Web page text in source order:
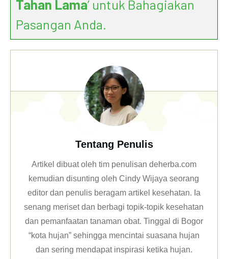
Tahan Lama’ untuk Bahagiakan
Pasangan Anda.
Tentang Penulis
Artikel dibuat oleh tim penulisan deherba.com
kemudian disunting oleh Cindy Wijaya seorang
editor dan penulis beragam artikel kesehatan. Ia
senang meriset dan berbagi topik-topik kesehatan
dan pemanfaatan tanaman obat. Tinggal di Bogor
“kota hujan” sehingga mencintai suasana hujan
dan sering mendapat inspirasi ketika hujan.